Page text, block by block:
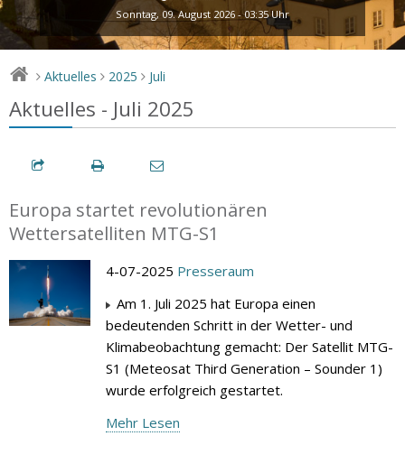
Sonntag, 09. August 2026 - 03:35 Uhr
> Aktuelles > 2025 > Juli
Aktuelles - Juli 2025
Europa startet revolutionären
Wettersatelliten MTG-S1
4-07-2025 Presseraum
Am 1. Juli 2025 hat Europa einen
bedeutenden Schritt in der Wetter- und
Klimabeobachtung gemacht: Der Satellit MTG-
S1 (Meteosat Third Generation – Sounder 1)
wurde erfolgreich gestartet.
Mehr Lesen